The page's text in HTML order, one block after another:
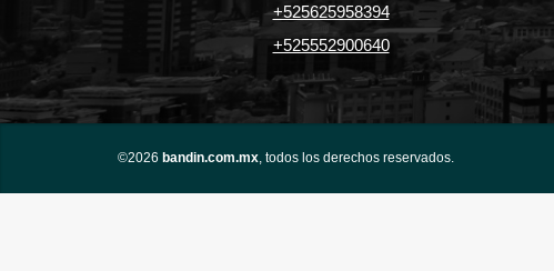
+525625958394
+525552900640
©2026 bandin.com.mx, todos los derechos reservados.